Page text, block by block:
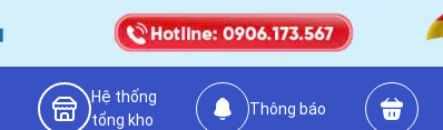
Hệ thống
tổng kho
Thông báo